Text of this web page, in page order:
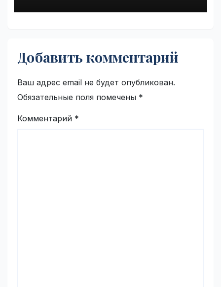
Добавить комментарий
Ваш адрес email не будет опубликован.
Обязательные поля помечены *
Комментарий *